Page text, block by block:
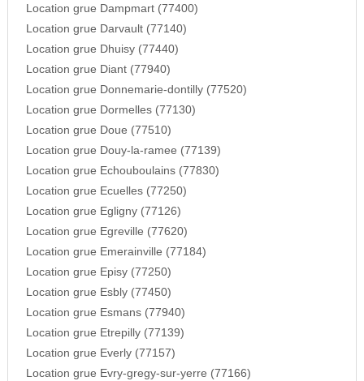
Location grue Dampmart (77400)
Location grue Darvault (77140)
Location grue Dhuisy (77440)
Location grue Diant (77940)
Location grue Donnemarie-dontilly (77520)
Location grue Dormelles (77130)
Location grue Doue (77510)
Location grue Douy-la-ramee (77139)
Location grue Echouboulains (77830)
Location grue Ecuelles (77250)
Location grue Egligny (77126)
Location grue Egreville (77620)
Location grue Emerainville (77184)
Location grue Episy (77250)
Location grue Esbly (77450)
Location grue Esmans (77940)
Location grue Etrepilly (77139)
Location grue Everly (77157)
Location grue Evry-gregy-sur-yerre (77166)